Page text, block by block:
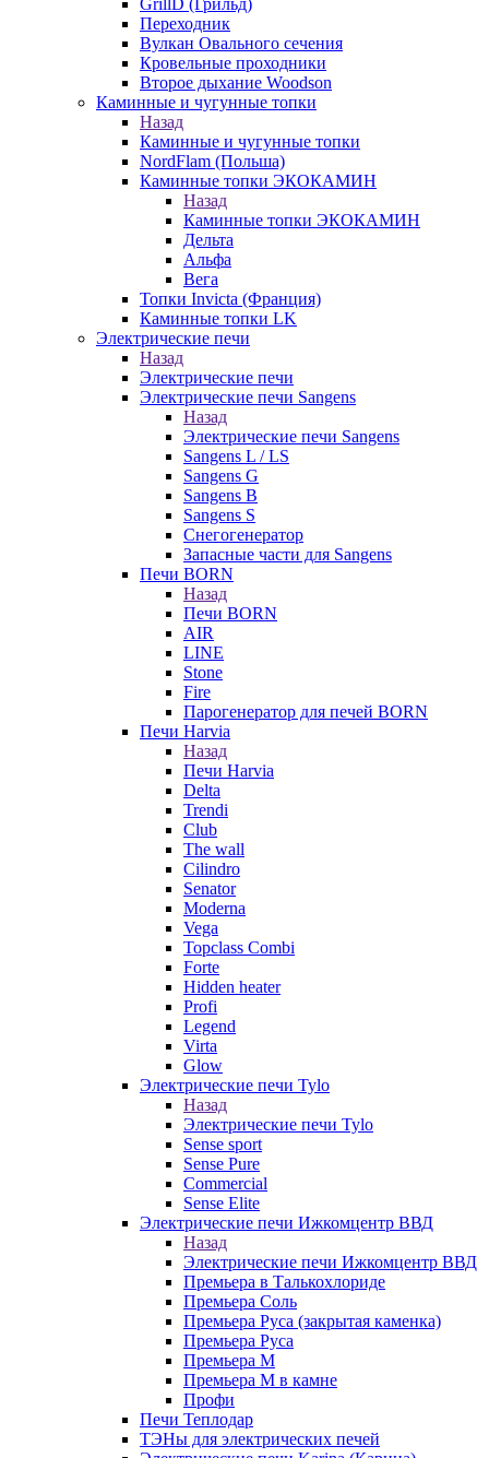
GrillD (Грильд)
Переходник
Вулкан Овального сечения
Кровельные проходники
Второе дыхание Woodson
Каминные и чугунные топки
Назад
Каминные и чугунные топки
NordFlam (Польша)
Каминные топки ЭКОКАМИН
Назад
Каминные топки ЭКОКАМИН
Дельта
Альфа
Вега
Топки Invicta (Франция)
Каминные топки LK
Электрические печи
Назад
Электрические печи
Электрические печи Sangens
Назад
Электрические печи Sangens
Sangens L / LS
Sangens G
Sangens B
Sangens S
Снегогенератор
Запасные части для Sangens
Печи BORN
Назад
Печи BORN
AIR
LINE
Stone
Fire
Парогенератор для печей BORN
Печи Harvia
Назад
Печи Harvia
Delta
Trendi
Club
The wall
Cilindro
Senator
Moderna
Vega
Topclass Combi
Forte
Hidden heater
Profi
Legend
Virta
Glow
Электрические печи Tylo
Назад
Электрические печи Tylo
Sense sport
Sense Pure
Commercial
Sense Elite
Электрические печи Ижкомцентр ВВД
Назад
Электрические печи Ижкомцентр ВВД
Премьера в Талькохлориде
Премьера Cоль
Премьера Руса (закрытая каменка)
Премьера Руса
Премьера М
Премьера М в камне
Профи
Печи Теплодар
ТЭНы для электрических печей